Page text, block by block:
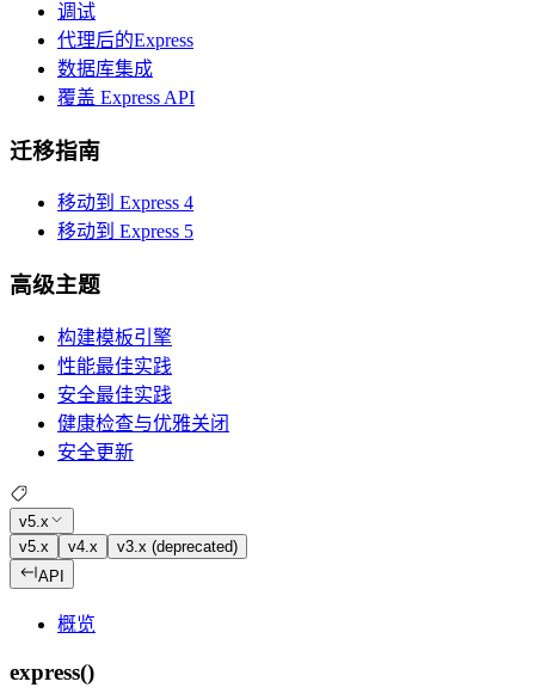
调试
代理后的Express
数据库集成
覆盖 Express API
迁移指南
移动到 Express 4
移动到 Express 5
高级主题
构建模板引擎
性能最佳实践
安全最佳实践
健康检查与优雅关闭
安全更新
v5.x
v5.x
v4.x
v3.x (deprecated)
API
概览
express()